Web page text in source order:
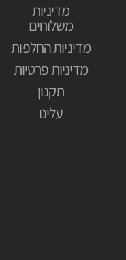
מדיניות
משלוחים
מדיניות החלפות
מדיניות פרטיות
תקנון
עלינו